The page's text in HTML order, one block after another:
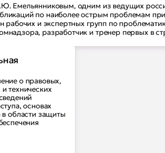
Емельянниковым, одним из ведущих
по наиболее острым проблемам
рабочих и экспертных групп по
разработчик и тренер первых в
о правовых,
технических
основах
в области защиты